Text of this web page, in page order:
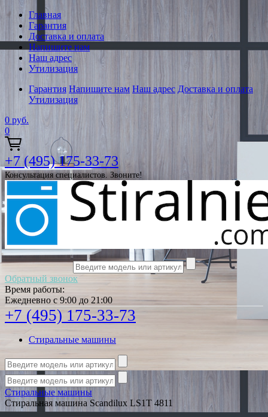
Главная
Гарантия
Доставка и оплата
Напишите нам
Наш адрес
Утилизация
Гарантия Напишите нам Наш адрес Доставка и оплата
Утилизация
0 руб.
0
+7 (495) 175-33-73
Консультация специалистов. Звоните!
Обратный звонок
Время работы:
Ежедневно с 9:00 до 21:00
+7 (495) 175-33-73
Стиральные машины
Стиральные машины
Стиральная машина Scandilux LS1T 4811